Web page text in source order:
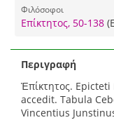
Φιλόσοφοι
Επίκτητος, 50-138
Περιγραφή
Ἐπίκτητος.
accedit. Tabula
Vincentius